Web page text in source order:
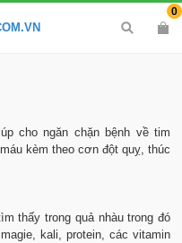
0
cho ngăn chặn bệnh về tim
kèm theo cơn đột quỵ, thúc
thấy trong quả nhàu trong đó
kali, protein, các vitamin